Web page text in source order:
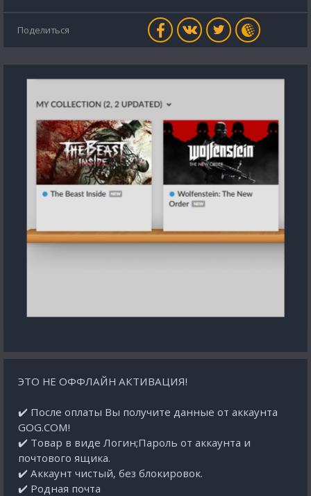
Поделиться
ЭТО НЕ ОФФЛАЙН АКТИВАЦИЯ!
✔️ После оплаты Вы получите данные от аккаунта
GOG.COM!
✔️ Товар в виде Логин;Пароль от аккаунта и
почтового ящика.
✔️ Аккаунт чистый, без блокировок.
✔️ Родная почта